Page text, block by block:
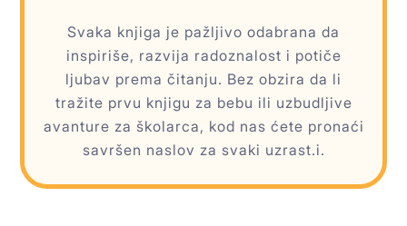
Svaka knjiga je pažljivo odabrana da
inspiriše, razvija radoznalost i potiče
ljubav prema čitanju. Bez obzira da li
tražite prvu knjigu za bebu ili uzbudljive
avanture za školarca, kod nas ćete pronaći
savršen naslov za svaki uzrast.i.